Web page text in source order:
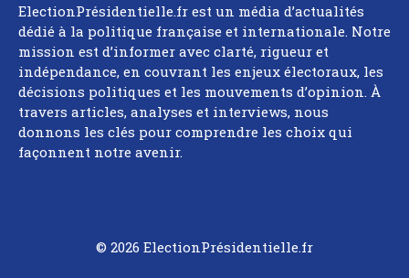
ElectionPrésidentielle.fr est un média d’actualités
dédié à la politique française et internationale. Notre
mission est d’informer avec clarté, rigueur et
indépendance, en couvrant les enjeux électoraux, les
décisions politiques et les mouvements d’opinion. À
travers articles, analyses et interviews, nous
donnons les clés pour comprendre les choix qui
façonnent notre avenir.
© 2026 ElectionPrésidentielle.fr